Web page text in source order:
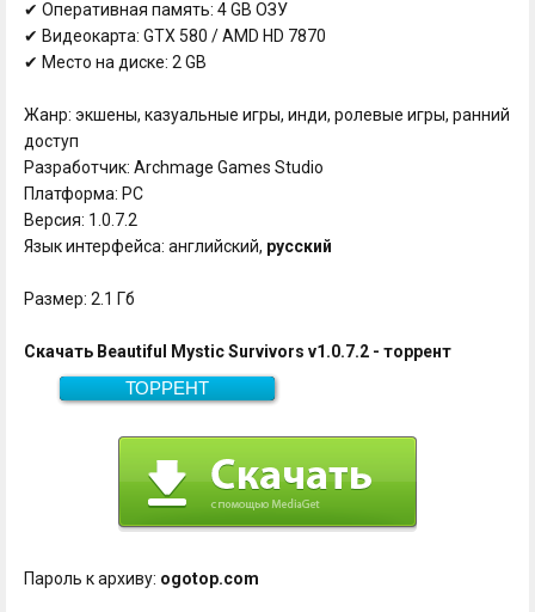
✔ Оперативная память: 4 GB ОЗУ
✔ Видеокарта: GTX 580 / AMD HD 7870
✔ Место на диске: 2 GB
Жанр: экшены, казуальные игры, инди, ролевые игры, ранний
доступ
Разработчик: Archmage Games Studio
Платформа: PC
Версия: 1.0.7.2
Язык интерфейса: английский, русский
Размер: 2.1 Гб
Скачать Beautiful Mystic Survivors v1.0.7.2 - торрент
ТОРРЕНТ
2.1 Гб
Скачать
Пароль к архиву: ogotop.com